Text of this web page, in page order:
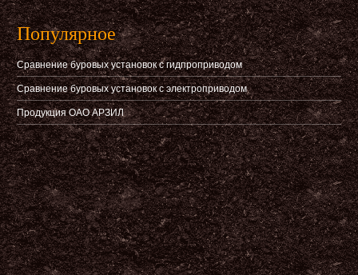
Популярное
Сравнение буровых установок с гидпроприводом
Сравнение буровых установок с электроприводом
Продукция ОАО АРЗИЛ